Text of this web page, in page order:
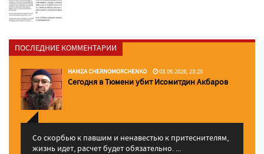
ПОСЛЕДНИЕ КОММЕНТАРИИ
HAMZA CHERNOMORCHENKO 03.06.2026, 23:29
Сегодня в Тюмени убит Исомитдин Акбаров
Со скорбью к павшим и ненавестью к притеснителям,
жизнь идет, расчет будет обязательно. ...